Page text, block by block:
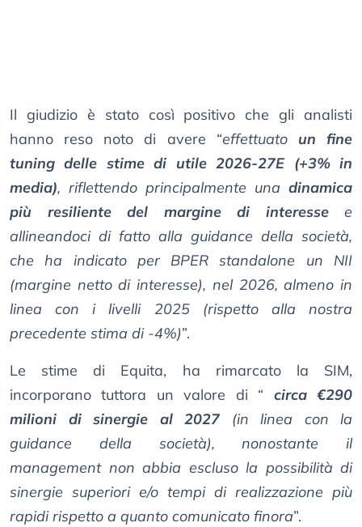
Il giudizio è stato così positivo che gli analisti
hanno reso noto di avere “effettuato un fine
tuning delle stime di utile 2026-27E (+3% in
media), riflettendo principalmente una dinamica
più resiliente del margine di interessee
allineandoci di fatto alla guidance della società,
che ha indicato per BPER standalone un NII
(margine netto di interesse), nel 2026, almeno in
linea con i livelli 2025 (rispetto alla nostra
precedente stima di -4%)”.
Le stime di Equita, ha rimarcato la SIM,
incorporano tuttora un valore di “
circa €290
milioni di sinergie al 2027 (in linea con la
guidance della società), nonostante il
management non abbia escluso la possibilità di
sinergie superiori e/o tempi di realizzazione più
rapidi rispetto a quanto comunicato finora”.